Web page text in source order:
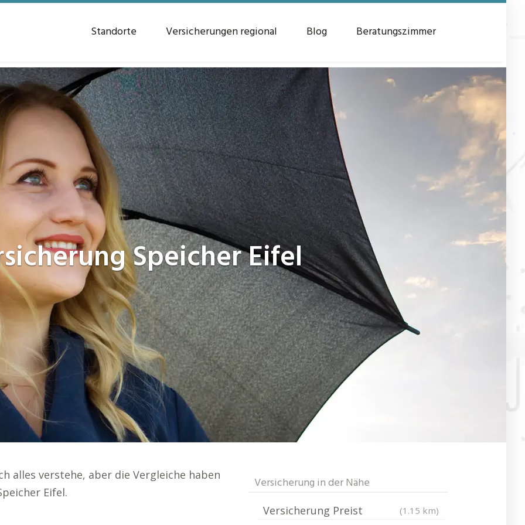
Standorte Versicherungen regional Blog Beratungszimmer
Speicher Eifel
alles verstehe, aber die Vergleiche haben
Eifel.
Versicherung in der Nähe
Versicherung Preist (1.15 km)